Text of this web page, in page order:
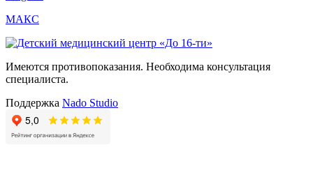
МАКС
Имеются противопоказания. Необходима консультация
специалиста.
Поддержка Nado Studio